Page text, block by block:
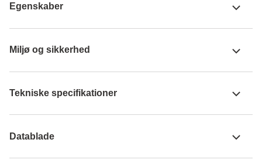
Egenskaber
Miljø og sikkerhed
Tekniske specifikationer
Datablade